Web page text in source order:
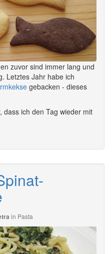
zuvor sind immer lang und
Letztes Jahr habe ich
gebacken - dieses
dass ich den Tag wieder mit
in Pasta